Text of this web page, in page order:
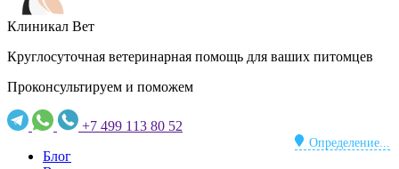
Клиникал Вет
Круглосуточная ветеринарная помощь для ваших питомцев
Проконсультируем и поможем
+7 499 113 80 52
Определение...
Блог